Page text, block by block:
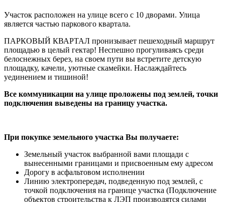
Участок расположен на улице всего с 10 дворами. Улица
является частью паркового квартала.
ПАРКОВЫЙ КВАРТАЛ пронизывает пешеходный маршрут
площадью в целый гектар! Неспешно прогуливаясь среди
белоснежных берез, на своем пути вы встретите детскую
площадку, качели, уютные скамейки. Наслаждайтесь
уединением и тишиной!
Все коммуникации на улице проложены под землей, точки
подключения выведены на границу участка.
При покупке земельного участка Вы получаете:
Земельный участок выбранной вами площади с
вынесенными границами и присвоенным ему адресом
Дорогу в асфальтовом исполнении
Линию электропередач, подведенную под землей, с
точкой подключения на границе участка (Подключение
объектов строительства к ЛЭП производятся силами